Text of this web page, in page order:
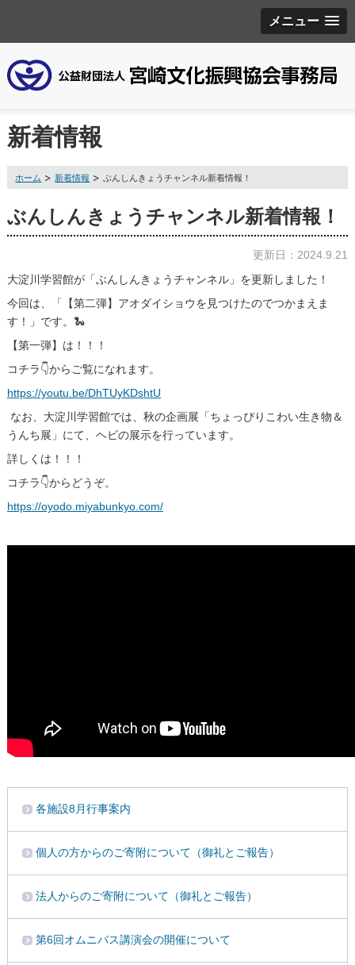
メニュー
新着情報
ホーム 新着情報 ぶんしんきょうチャンネル新着情報！
ぶんしんきょうチャンネル新着情報！
更新日：2024.9.21
大淀川学習館が「ぶんしんきょうチャンネル」を更新しました！
今回は、「【第二弾】アオダイショウを見つけたのでつかまえま
す！」です。🐍
【第一弾】は！！！
コチラ👇からご覧になれます。
https://youtu.be/DhTUyKDshtU
なお、大淀川学習館では、秋の企画展「ちょっぴりこわい生き物＆
うんち展」にて、ヘビの展示を行っています。
詳しくは！！！
コチラ👇からどうぞ。
https://oyodo.miyabunkyo.com/
各施設8月行事案内
個人の方からのご寄附について（御礼とご報告）
法人からのご寄附について（御礼とご報告）
第6回オムニバス講演会の開催について